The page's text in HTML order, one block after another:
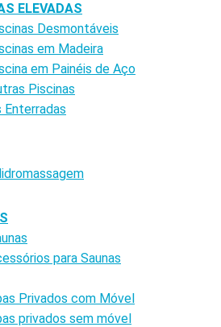
ELEVADAS
Desmontáveis
em Madeira
em Painéis de Aço
Piscinas
Enterradas
para Saunas
Privados com Móvel
privados sem móvel